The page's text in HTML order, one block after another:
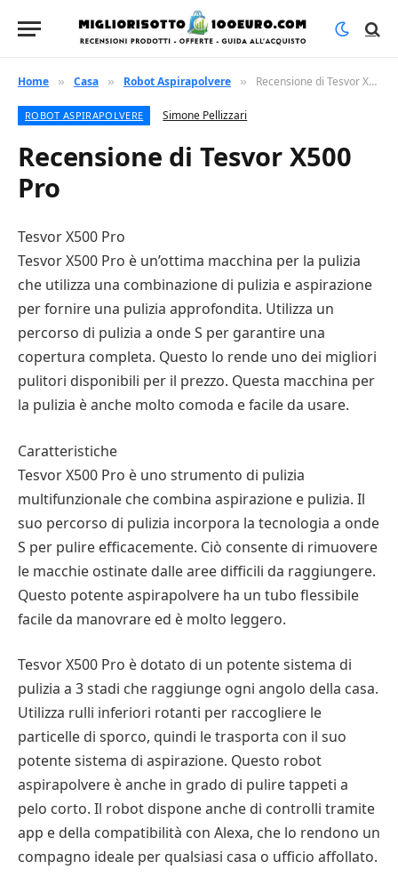
Home » Casa » Robot Aspirapolvere » Recensione di Tesvor X500 Pro
ROBOT ASPIRAPOLVERE Simone Pellizzari
Recensione di Tesvor X500
Pro
Tesvor X500 Pro
Tesvor X500 Pro è un’ottima macchina per la pulizia
che utilizza una combinazione di pulizia e aspirazione
per fornire una pulizia approfondita. Utilizza un
percorso di pulizia a onde S per garantire una
copertura completa. Questo lo rende uno dei migliori
pulitori disponibili per il prezzo. Questa macchina per
la pulizia è anche molto comoda e facile da usare.
Caratteristiche
Tesvor X500 Pro è uno strumento di pulizia
multifunzionale che combina aspirazione e pulizia. Il
suo percorso di pulizia incorpora la tecnologia a onde
S per pulire efficacemente. Ciò consente di rimuovere
le macchie ostinate dalle aree difficili da raggiungere.
Questo potente aspirapolvere ha un tubo flessibile
facile da manovrare ed è molto leggero.
Tesvor X500 Pro è dotato di un potente sistema di
pulizia a 3 stadi che raggiunge ogni angolo della casa.
Utilizza rulli inferiori rotanti per raccogliere le
particelle di sporco, quindi le trasporta con il suo
potente sistema di aspirazione. Questo robot
aspirapolvere è anche in grado di pulire tappeti a
pelo corto. Il robot dispone anche di controlli tramite
app e della compatibilità con Alexa, che lo rendono un
compagno ideale per qualsiasi casa o ufficio affollato.